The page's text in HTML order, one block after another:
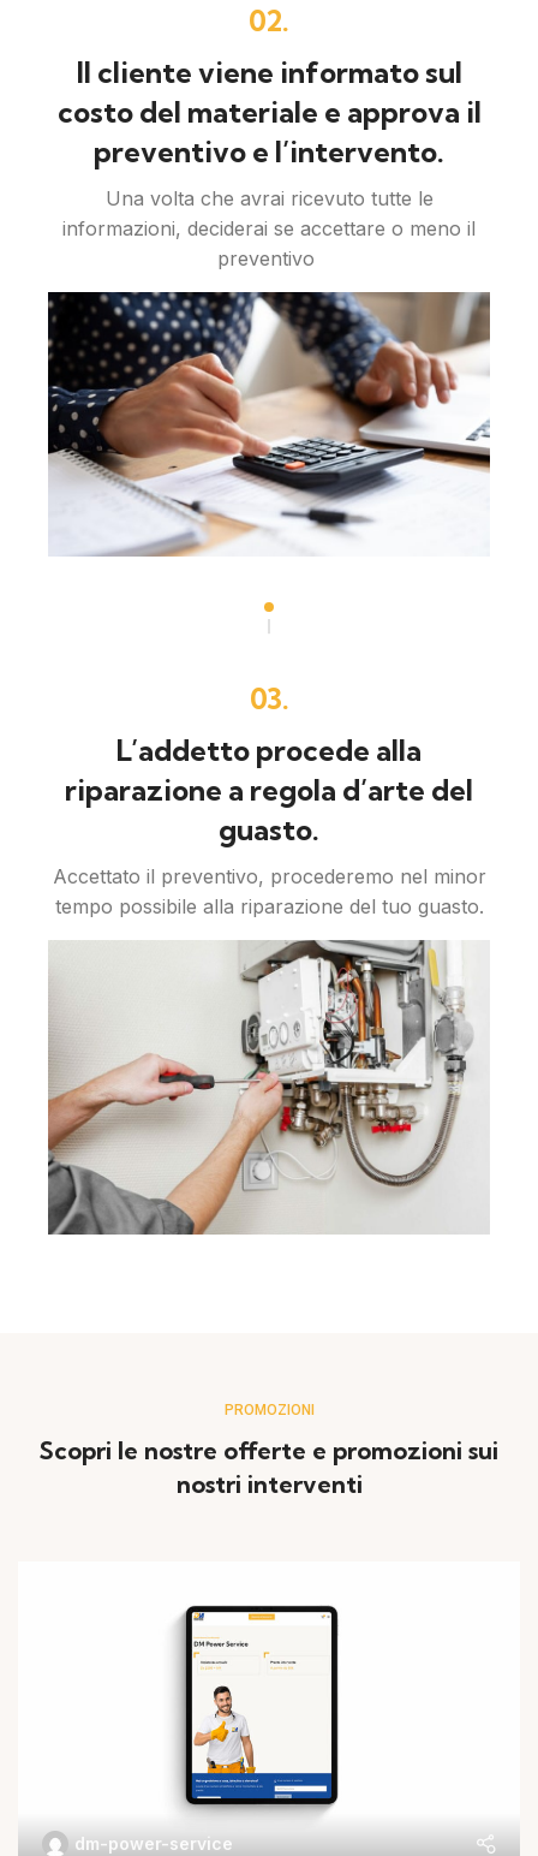
02.
Il cliente viene informato sul
costo del materiale e approva il
preventivo e l’intervento.
Una volta che avrai ricevuto tutte le
informazioni, deciderai se accettare o meno il
preventivo
03.
L’addetto procede alla
riparazione a regola d’arte del
guasto.
Accettato il preventivo, procederemo nel minor
tempo possibile alla riparazione del tuo guasto.
PROMOZIONI
Scopri le nostre offerte e promozioni sui
nostri interventi
dm-power-service